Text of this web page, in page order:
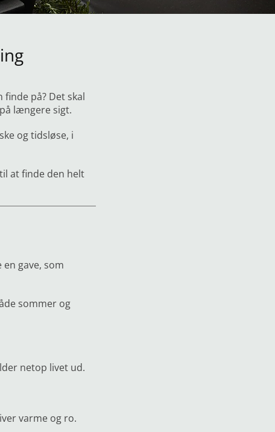
på? Det skal
længere sigt.
og tidsløse, i
at finde den helt
gave, som
sommer og
netop livet ud.
varme og ro.